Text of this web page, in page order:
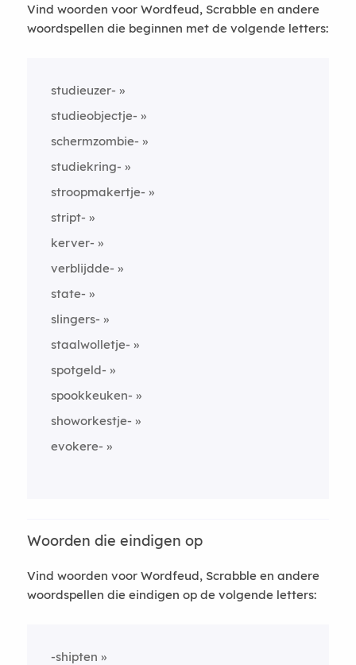
Vind woorden voor Wordfeud, Scrabble en andere
woordspellen die beginnen met de volgende letters:
studieuzer-
studieobjectje-
schermzombie-
studiekring-
stroopmakertje-
stript-
kerver-
verblijdde-
state-
slingers-
staalwolletje-
spotgeld-
spookkeuken-
showorkestje-
evokere-
Woorden die eindigen op
Vind woorden voor Wordfeud, Scrabble en andere
woordspellen die eindigen op de volgende letters:
-shipten